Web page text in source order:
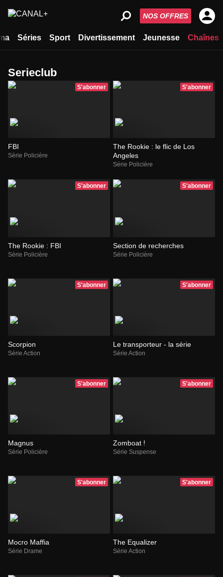
Séries Sport Divertissement Jeunesse Chaînes
NOS OFFRES
Serieclub
S'abonner
FBI
Série Policière
S'abonner
The Rookie : le flic de Los
Angeles
Série Policière
S'abonner
The Rookie : FBI
Série Policière
S'abonner
Section de recherches
Série Policière
S'abonner
Scorpion
Série Action
S'abonner
Le transporteur - la série
Série Action
S'abonner
Magnus
Série Policière
S'abonner
Zomboat !
Série Suspense
S'abonner
Mocro Maffia
Série Drame
S'abonner
The Equalizer
Série Action